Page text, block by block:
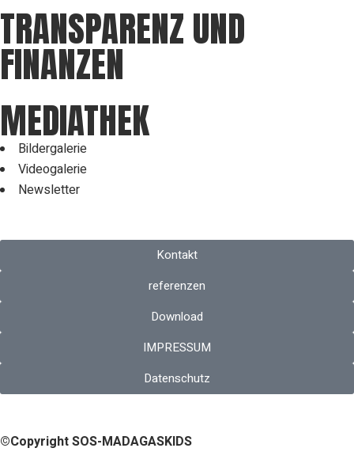
TRANSPARENZ UND
FINANZEN
MEDIATHEK
Bildergalerie
Videogalerie
Newsletter
Kontakt
referenzen
Download
IMPRESSUM
Datenschutz
©Copyright SOS-MADAGASKIDS